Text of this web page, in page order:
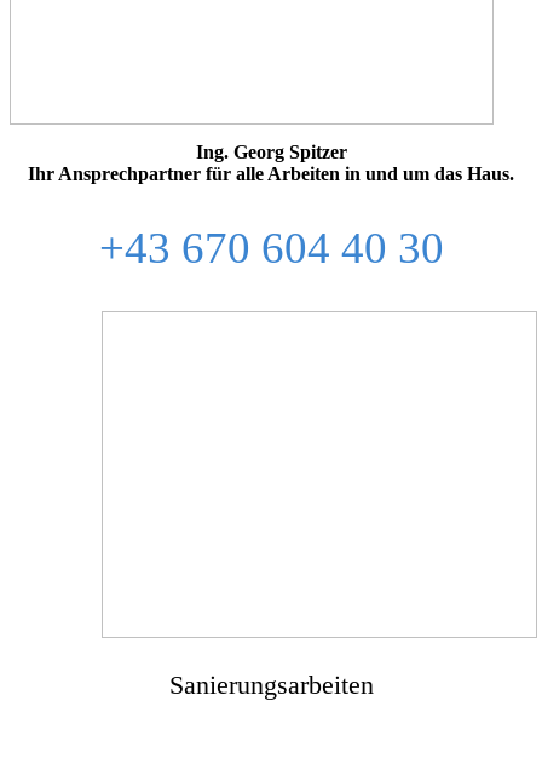
Ing. Georg Spitzer
Ihr Ansprechpartner für alle Arbeiten in und um das Haus.
+43 670 604 40 30
Sanierungsarbeiten